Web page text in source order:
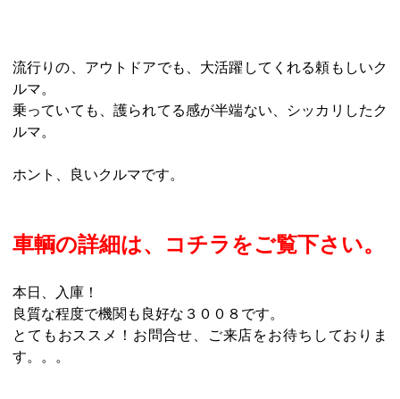
流行りの、アウトドアでも、大活躍してくれる頼もしいク
ルマ。
乗っていても、護られてる感が半端ない、シッカリしたク
ルマ。
ホント、良いクルマです。
車輌の詳細は、コチラをご覧下さい。
本日、入庫！
良質な程度で機関も良好な３００８です。
とてもおススメ！お問合せ、ご来店をお待ちしておりま
す。。。